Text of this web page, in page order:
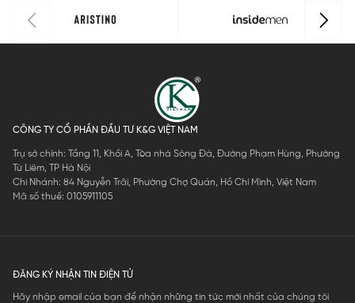
CÔNG TY CỔ PHẦN ĐẦU TƯ K&G VIỆT NAM
Trụ sở chính: Tầng 11, Khối A, Tòa nhà Sông Đà, Đường Phạm Hùng, Phường
Từ Liêm, TP Hà Nội
Chi Nhánh: 84 Nguyễn Trãi, Phường Chợ Quán, Hồ Chí Minh, Việt Nam
Mã số thuế: 0105911105
ĐĂNG KÝ NHẬN TIN ĐIỆN TỬ
Hãy nhập email của bạn để nhận những tin tức mới nhất của chúng tôi